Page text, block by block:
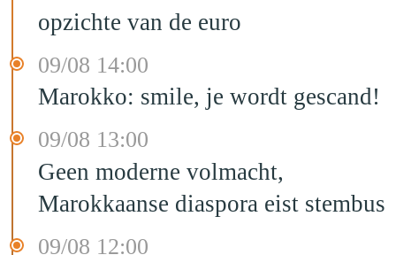
opzichte van de euro
09/08 14:00
Marokko: smile, je wordt gescand!
09/08 13:00
Geen moderne volmacht,
Marokkaanse diaspora eist stembus
09/08 12:00